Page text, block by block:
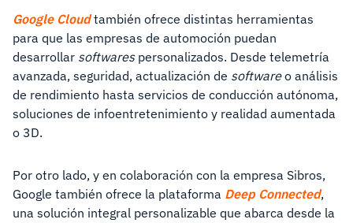
Google Cloudtambién ofrece distintas herramientas
para que las empresas de automoción puedan
desarrollar softwares personalizados. Desde telemetría
avanzada, seguridad, actualización de softwareo análisis
de rendimiento hasta servicios de conducción autónoma,
soluciones de infoentretenimiento y realidad aumentada
o 3D.
Por otro lado, y en colaboración con la empresa Sibros,
Google también ofrece la plataforma Deep Connected,
una solución integral personalizable que abarca desde la